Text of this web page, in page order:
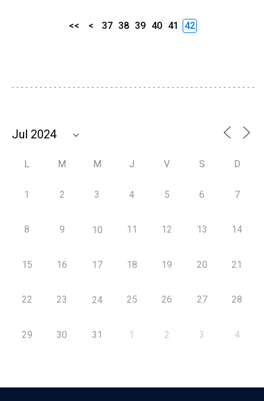
<< < 37 38 39 40 41 42
L M M J V S D
1 2 3 4 5 6 7
8 9 10 11 12 13 14
15 16 17 18 19 20 21
22 23 24 25 26 27 28
29 30 31 1 2 3 4